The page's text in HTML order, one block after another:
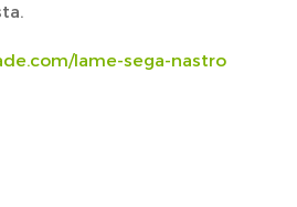
lame-sega-nastro